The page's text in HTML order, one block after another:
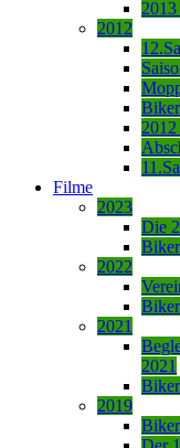
2012
Filme
2023
Die
2022
2021
2021
2019